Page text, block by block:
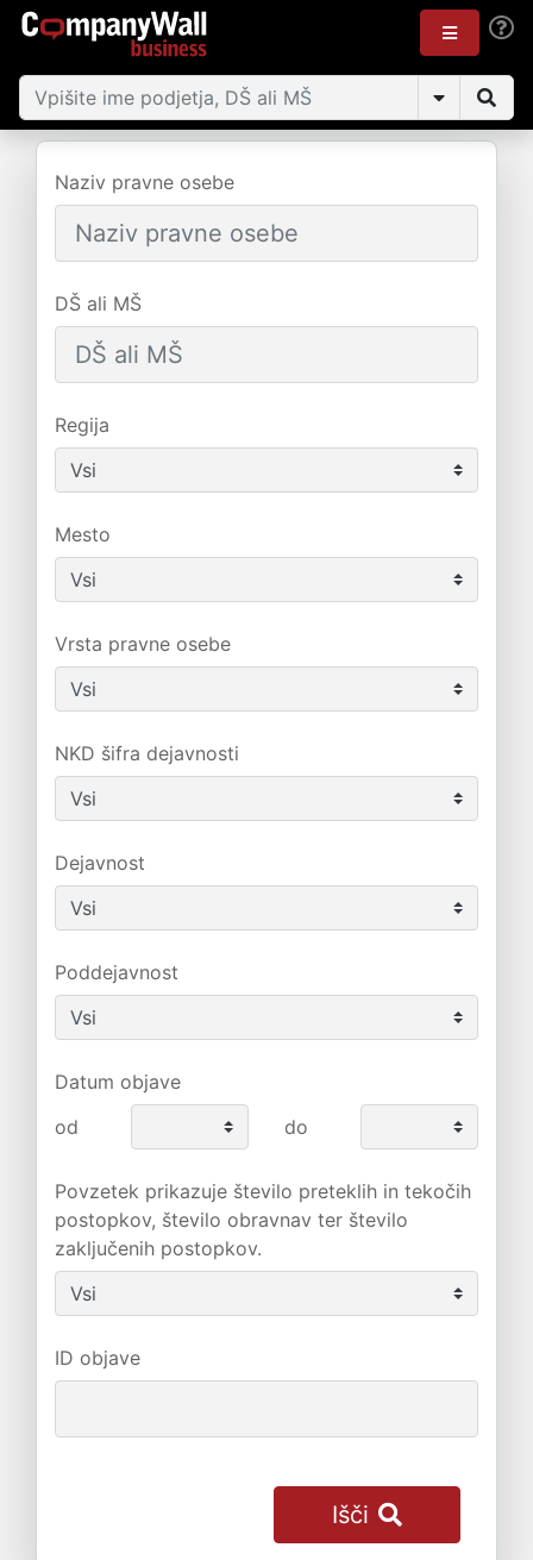
Naziv pravne osebe
DŠ ali MŠ
Regija
Mesto
Vrsta pravne osebe
NKD šifra dejavnosti
Dejavnost
Poddejavnost
Datum objave
od
do
Povzetek prikazuje število preteklih in tekočih
postopkov, število obravnav ter število
zaključenih postopkov.
ID objave
Išči